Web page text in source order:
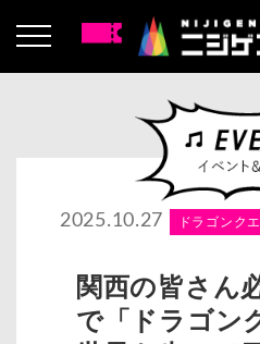
2025.10.27 ドラゴンク
関西の皆さん
で「ドラゴン